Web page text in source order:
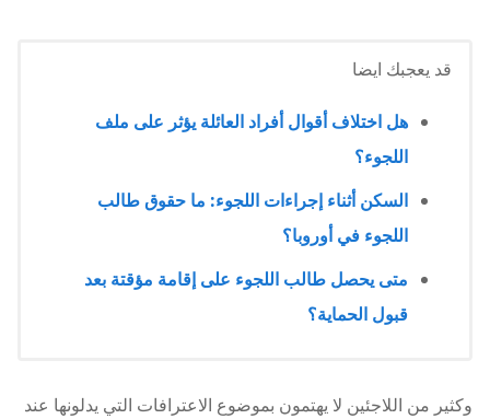
قد يعجبك ايضا
هل اختلاف أقوال أفراد العائلة يؤثر على ملف
اللجوء؟
السكن أثناء إجراءات اللجوء: ما حقوق طالب
اللجوء في أوروبا؟
متى يحصل طالب اللجوء على إقامة مؤقتة بعد
قبول الحماية؟
وكثير من اللاجئين لا يهتمون بموضوع الاعترافات التي يدلونها عند